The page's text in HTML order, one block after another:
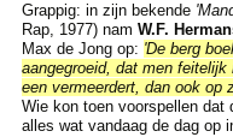
Grappig: in zijn bekende
Rap, 1977) nam W.F.
Max de Jong op: 'De berg
aangegroeid, dat men
een vermeerdert, dan ook op
Wie kon toen voorspellen dat
alles wat vandaag de dag op